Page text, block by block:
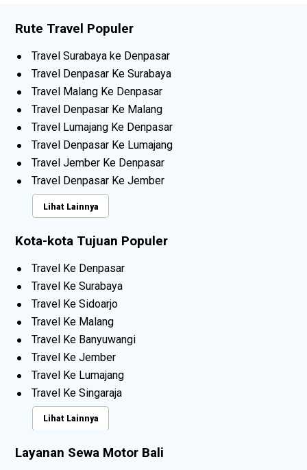
Rute Travel Populer
Travel Surabaya ke Denpasar
Travel Denpasar Ke Surabaya
Travel Malang Ke Denpasar
Travel Denpasar Ke Malang
Travel Lumajang Ke Denpasar
Travel Denpasar Ke Lumajang
Travel Jember Ke Denpasar
Travel Denpasar Ke Jember
Lihat Lainnya
Kota-kota Tujuan Populer
Travel Ke Denpasar
Travel Ke Surabaya
Travel Ke Sidoarjo
Travel Ke Malang
Travel Ke Banyuwangi
Travel Ke Jember
Travel Ke Lumajang
Travel Ke Singaraja
Lihat Lainnya
Layanan Sewa Motor Bali